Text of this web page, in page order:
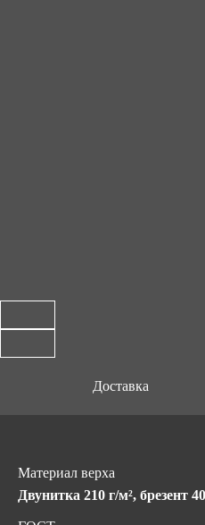
Доставка
Материал верха
Двунитка 210 г/м², брезент